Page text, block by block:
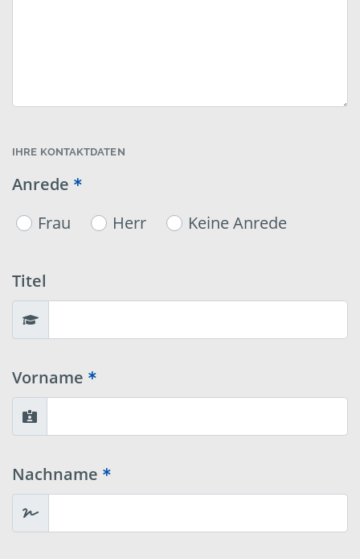
IHRE KONTAKTDATEN
Anrede
Frau
Herr Keine Anrede
Titel
Vorname
Nachname